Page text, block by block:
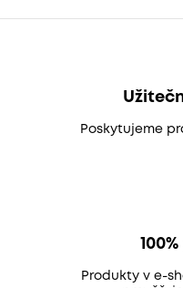
Poskytujeme
Produkty v e-